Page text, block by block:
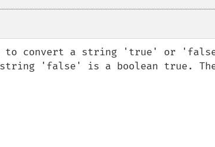
to convert a string 'true' or
'false' is a boolean true.